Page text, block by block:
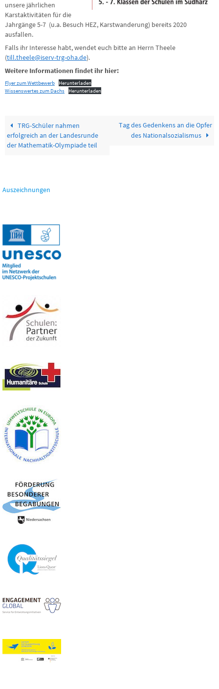
unsere jährlichen
Karstaktivitäten für die
Jahrgänge 5-7 (u.a. Besuch HEZ, Karstwanderung) bereits 2020
ausfallen.
Falls ihr Interesse habt, wendet euch bitte an Herrn Theele
(till.theele@iserv-trg-oha.de).
Weitere Informationen findet ihr hier:
Flyer zum Wettbewerb
Herunterladen
Wissenswertes zum Dachs
Herunterladen
TRG-Schüler nahmen
erfolgreich an der Landesrunde
der Mathematik-Olympiade teil
Tag des Gedenkens an die Opfer
des Nationalsozialismus
Auszeichnungen